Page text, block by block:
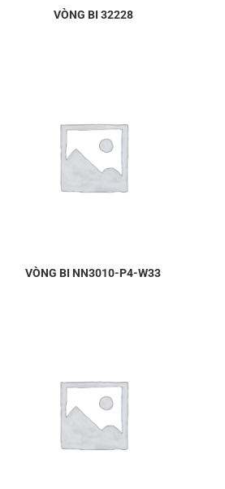
VÒNG BI 32228
VÒNG BI NN3010-P4-W33